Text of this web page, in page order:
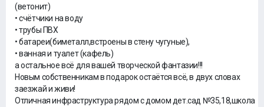
(ветонит)
• счётчики на воду
• трубы ПВХ
• батареи(биметалл,встроены в стену чугуные),
• ванная и туалет (кафель)
а остальное всё для вашей творческой фантазии!!!
Новым собственникам в подарок остаётся всё, в двух словах
заезжай и живи!
Отличная инфраструктура рядом с домом дет.сад №35,18,школа